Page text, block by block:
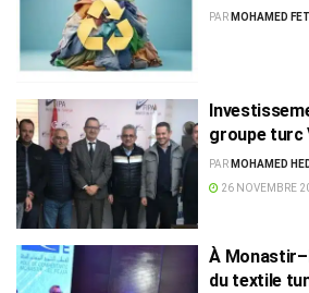
pour
PAR MOHAMED
groupe turc
son
Tunisie
PAR MOHAMED
26 NOVEMBRE
À
du textile